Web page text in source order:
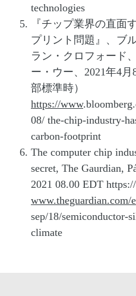
technologies
『チップ業界の直面
プリント問題』、ブ
ラン・クロフォード
ー・ウー、2021年4
部標準時）
https://www
08/ the-chip-industry-
carbon-footprint
The computer chip
secret, The Gaurdian,
2021 08.00 EDT https://
www.theguardian.com/
sep/18/semiconductor-
climate